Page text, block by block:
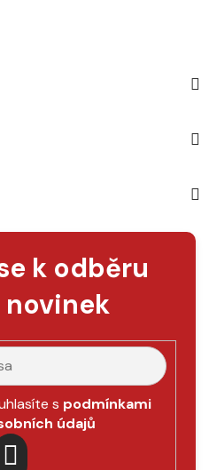
k odběru
s podmínkami
údajů